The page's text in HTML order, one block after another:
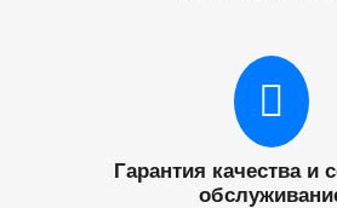
Гарантия качества и